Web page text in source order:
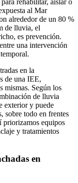
para rehabilitar, aislar o
al Mar
alrededor de un 80 %
de lluvia, el
es prevención.
una intervención
en la
de una IEE,
mismas. Según los
de lluvia
exterior y puede
sobre todo en frentes
priorizamos equipos
y tratamientos
en